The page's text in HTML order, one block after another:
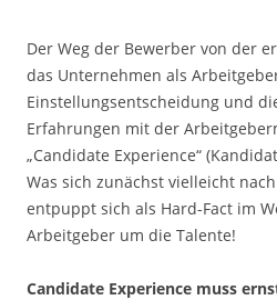
Der Weg der Bewerber von der
das Unternehmen als
Einstellungsentscheidung und
Erfahrungen mit der
„Candidate Experience“
Was sich zunächst vielleicht
entpuppt sich als Hard-Fact im
Arbeitgeber um die Talente!
Candidate Experience muss